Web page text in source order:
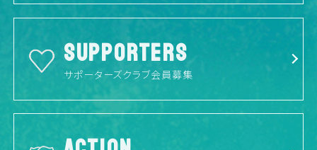
SUPPORTERS
サポーターズクラブ会員募集